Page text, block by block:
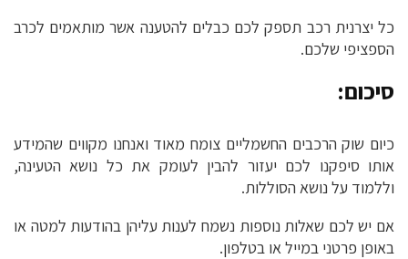
כל יצרנית רכב תספק לכם כבלים להטענה אשר מותאמים לכרב
הספציפי שלכם.
סיכום:
כיום שוק הרכבים החשמליים צומח מאוד ואנחנו מקווים שהמידע
אותו סיפקנו לכם יעזור להבין לעומק את כל נושא הטעינה,
וללמוד על נושא הסוללות.
אם יש לכם שאלות נוספות נשמח לענות עליהן בהודעות למטה או
באופן פרטני במייל או בטלפון.